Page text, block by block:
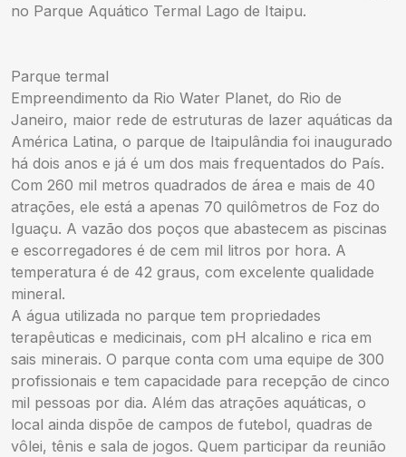
no Parque Aquático Termal Lago de Itaipu.
Parque termal
Empreendimento da Rio Water Planet, do Rio de
Janeiro, maior rede de estruturas de lazer aquáticas da
América Latina, o parque de Itaipulândia foi inaugurado
há dois anos e já é um dos mais frequentados do País.
Com 260 mil metros quadrados de área e mais de 40
atrações, ele está a apenas 70 quilômetros de Foz do
Iguaçu. A vazão dos poços que abastecem as piscinas
e escorregadores é de cem mil litros por hora. A
temperatura é de 42 graus, com excelente qualidade
mineral.
A água utilizada no parque tem propriedades
terapêuticas e medicinais, com pH alcalino e rica em
sais minerais. O parque conta com uma equipe de 300
profissionais e tem capacidade para recepção de cinco
mil pessoas por dia. Além das atrações aquáticas, o
local ainda dispõe de campos de futebol, quadras de
vôlei, tênis e sala de jogos. Quem participar da reunião